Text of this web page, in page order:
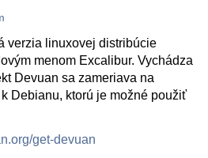
verzia linuxovej distribúcie
menom Excalibur. Vychádza
Devuan sa zameriava na
Debianu, ktorú je možné použiť
get-devuan